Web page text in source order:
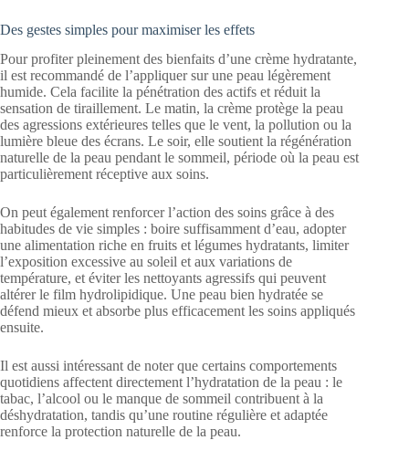
Des gestes simples pour maximiser les effets
Pour profiter pleinement des bienfaits d’une crème hydratante,
il est recommandé de l’appliquer sur une peau légèrement
humide. Cela facilite la pénétration des actifs et réduit la
sensation de tiraillement. Le matin, la crème protège la peau
des agressions extérieures telles que le vent, la pollution ou la
lumière bleue des écrans. Le soir, elle soutient la régénération
naturelle de la peau pendant le sommeil, période où la peau est
particulièrement réceptive aux soins.
On peut également renforcer l’action des soins grâce à des
habitudes de vie simples : boire suffisamment d’eau, adopter
une alimentation riche en fruits et légumes hydratants, limiter
l’exposition excessive au soleil et aux variations de
température, et éviter les nettoyants agressifs qui peuvent
altérer le film hydrolipidique. Une peau bien hydratée se
défend mieux et absorbe plus efficacement les soins appliqués
ensuite.
Il est aussi intéressant de noter que certains comportements
quotidiens affectent directement l’hydratation de la peau : le
tabac, l’alcool ou le manque de sommeil contribuent à la
déshydratation, tandis qu’une routine régulière et adaptée
renforce la protection naturelle de la peau.